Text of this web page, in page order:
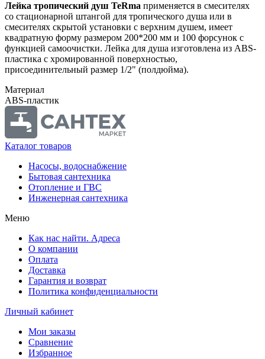
Лейка тропический душ TeRma применяется в смесителях
со стационарной штангой для тропического душа или в
смесителях скрытой установки с верхним душем, имеет
квадратную форму размером 200*200 мм и 100 форсунок с
функцией самоочистки. Лейка для душа изготовлена из ABS-
пластика с хромированной поверхностью,
присоединительный размер 1/2" (полдюйма).
Материал
ABS-пластик
Каталог товаров
Насосы, водоснабжение
Бытовая сантехника
Отопление и ГВС
Инженерная сантехника
Меню
Как нас найти. Адреса
О компании
Оплата
Доставка
Гарантия и возврат
Политика конфиденциальности
Личный кабинет
Мои заказы
Сравнение
Избранное